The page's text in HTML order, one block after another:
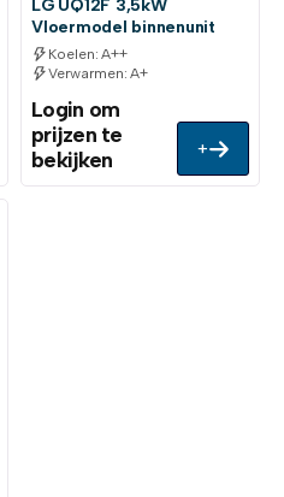
Koelen: A++
Verwarmen: A+
LG UQ12F 3,5kW
Vloermodel binnenunit
Login om
prijzen te
bekijken
+